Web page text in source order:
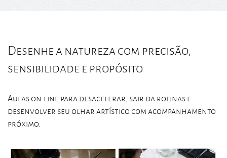
Desenhe a natureza com precisão,
sensibilidade e propósito
Aulas on-line para desacelerar, sair da rotinas e
desenvolver seu olhar artístico com acompanhamento
próximo.